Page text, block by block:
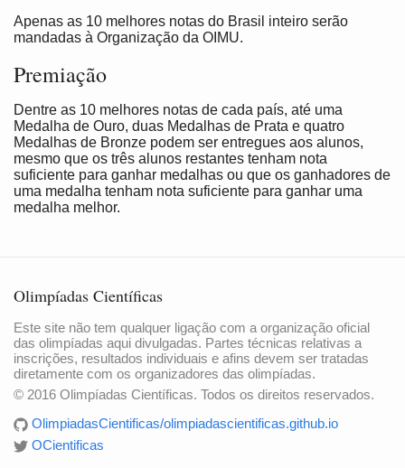
Apenas as 10 melhores notas do Brasil inteiro serão
mandadas à Organização da OIMU.
Premiação
Dentre as 10 melhores notas de cada país, até uma
Medalha de Ouro, duas Medalhas de Prata e quatro
Medalhas de Bronze podem ser entregues aos alunos,
mesmo que os três alunos restantes tenham nota
suficiente para ganhar medalhas ou que os ganhadores de
uma medalha tenham nota suficiente para ganhar uma
medalha melhor.
Olimpíadas Científicas
Este site não tem qualquer ligação com a organização oficial
das olimpíadas aqui divulgadas. Partes técnicas relativas a
inscrições, resultados individuais e afins devem ser tratadas
diretamente com os organizadores das olimpíadas.
© 2016 Olimpíadas Científicas. Todos os direitos reservados.
OlimpiadasCientificas/olimpiadascientificas.github.io
OCientificas